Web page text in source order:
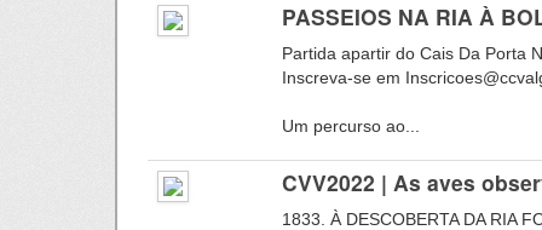
PASSEIOS NA RIA À
Partida apartir do Cais Da Porta
Inscreva-se em
Um percurso ao...
CVV2022 | As aves
1833. À DESCOBERTA DA RIA